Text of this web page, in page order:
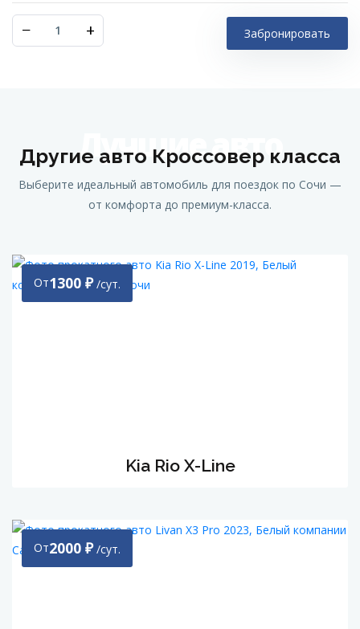
− + Забронировать
Другие авто Кроссовер класса
Выберите идеальный автомобиль для поездок по Сочи —
от комфорта до премиум-класса.
Лучшие авто
Kia Rio Х-Line
От1300 ₽ /сут.
От2000 ₽ /сут.